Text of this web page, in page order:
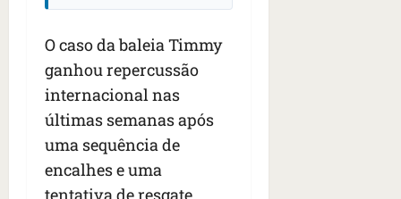
O caso da baleia Timmy
ganhou repercussão
internacional nas
últimas semanas após
uma sequência de
encalhes e uma